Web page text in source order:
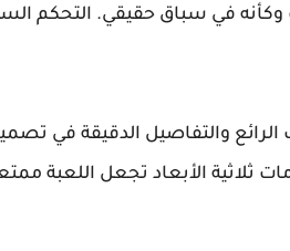
وكأنه في سباق حقيقي. التحكم
والتفاصيل الدقيقة في
ثلاثية الأبعاد تجعل اللعبة